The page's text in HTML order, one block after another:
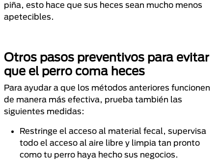
piña, esto hace que sus heces sean mucho menos
apetecibles.
Otros pasos preventivos para evitar
que el perro coma heces
Para ayudar a que los métodos anteriores funcionen
de manera más efectiva, prueba también las
siguientes medidas:
Restringe el acceso al material fecal, supervisa
todo el acceso al aire libre y limpia tan pronto
como tu perro haya hecho sus negocios.